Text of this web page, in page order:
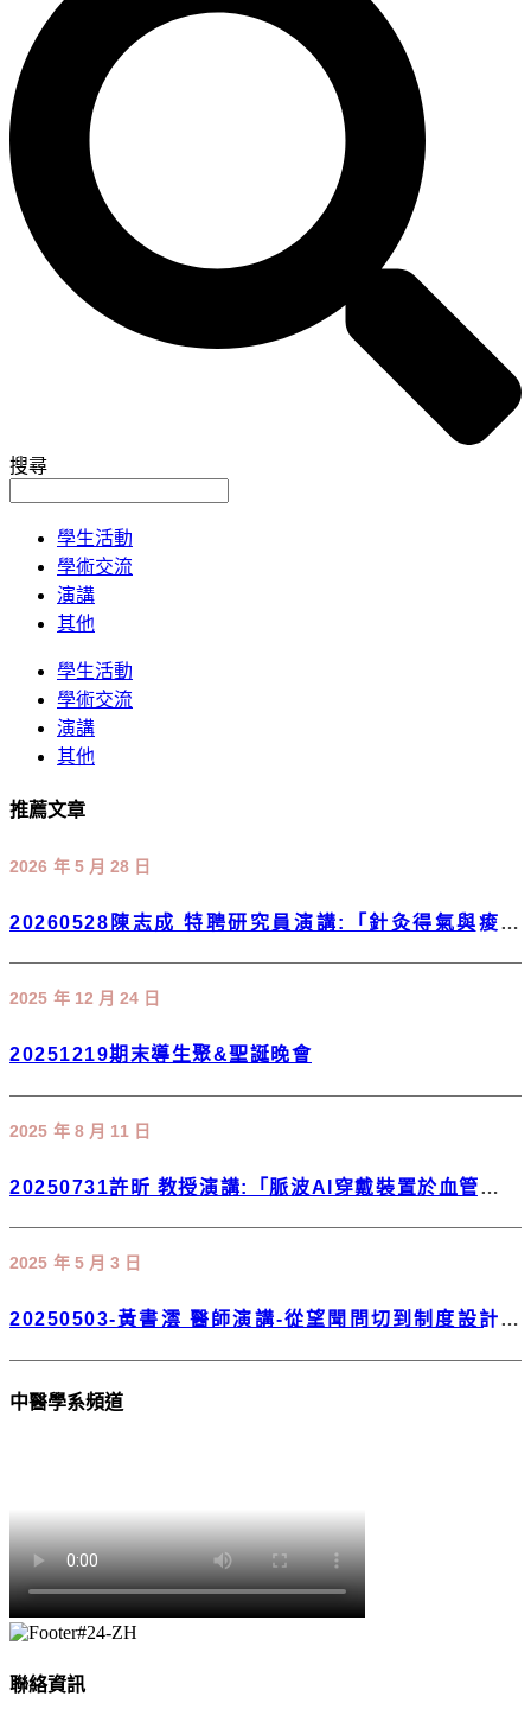
搜尋
學生活動
學術交流
演講
其他
學生活動
學術交流
演講
其他
推薦文章
2026 年 5 月 28 日
20260528陳志成 特聘研究員演講:「針灸得氣與痠覺
2025 年 12 月 24 日
20251219期末導生聚&聖誕晚會
2025 年 8 月 11 日
20250731許昕 教授演講:「脈波AI穿戴裝置於血管健康
2025 年 5 月 3 日
20250503-黃書澐 醫師演講-從望聞問切到制度設計：
中醫學系頻道
聯絡資訊